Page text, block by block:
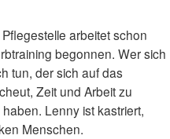
arbeitet schon
begonnen. Wer sich
tun, der sich auf das
Zeit und Arbeit zu
Lenny ist kastriert,
Menschen.